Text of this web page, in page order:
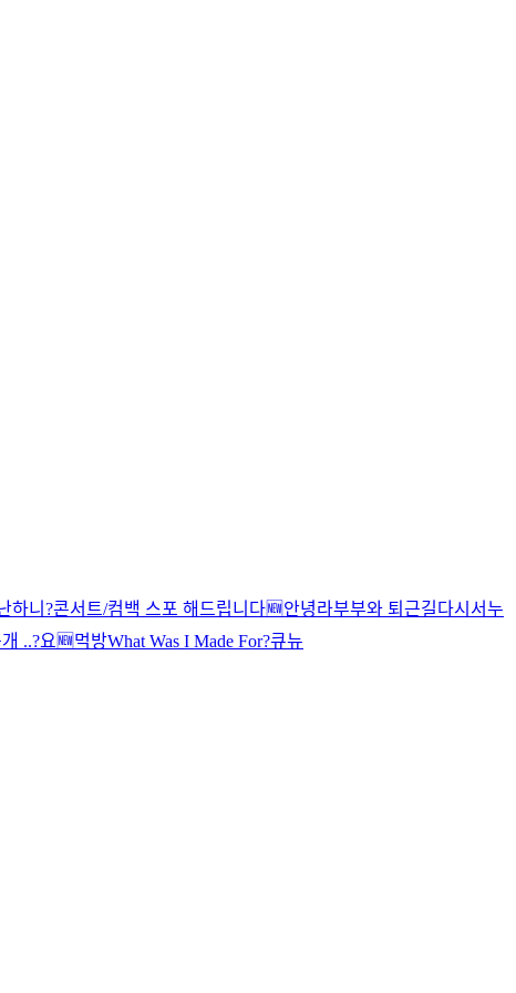
하니?콘서트/컴백 스포 해드립니다🆕안녕라부부와 퇴근길다시 서누
..?요 🆕먹방What Was I Made For?큐뉴